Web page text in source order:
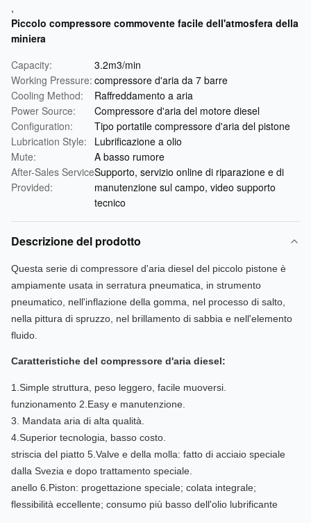
,
Piccolo compressore commovente facile dell'atmosfera della
miniera
Capacity:
3.2m3/min
Working Pressure: compressore d'aria da 7 barre
Cooling Method:
Raffreddamento a aria
Power Source:
Compressore d'aria del motore diesel
Configuration:
Tipo portatile compressore d'aria del pistone
Lubrication Style:
Lubrificazione a olio
Mute:
A basso rumore
After-Sales Service
Provided:
Supporto, servizio online di riparazione e di
manutenzione sul campo, video supporto
tecnico
Descrizione del prodotto
Questa serie di compressore d'aria diesel del piccolo pistone è
ampiamente usata in serratura pneumatica, in strumento
pneumatico, nell'inflazione della gomma, nel processo di salto,
nella pittura di spruzzo, nel brillamento di sabbia e nell'elemento
fluido.
Caratteristiche del compressore d'aria diesel:
1.Simple struttura, peso leggero, facile muoversi.
funzionamento 2.Easy e manutenzione.
3. Mandata aria di alta qualità.
4.Superior tecnologia, basso costo.
striscia del piatto 5.Valve e della molla: fatto di acciaio speciale
dalla Svezia e dopo trattamento speciale.
anello 6.Piston: progettazione speciale; colata integrale;
flessibilità eccellente; consumo più basso dell'olio lubrificante